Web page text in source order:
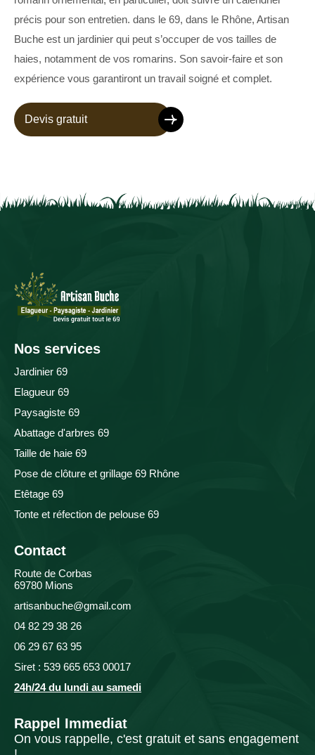
précis pour son entretien. dans le 69, dans le Rhône, Artisan
Buche est un jardinier qui peut s’occuper de vos tailles de
haies, notamment de vos romarins. Son savoir-faire et son
expérience vous garantiront un travail soigné et complet.
Devis gratuit
Nos services
Jardinier 69
Elagueur 69
Paysagiste 69
Abattage d'arbres 69
Taille de haie 69
Pose de clôture et grillage 69 Rhône
Etêtage 69
Tonte et réfection de pelouse 69
Contact
Route de Corbas
69780 Mions
artisanbuche@gmail.com
04 82 29 38 26
06 29 67 63 95
Siret : 539 665 653 00017
24h/24 du lundi au samedi
Rappel Immediat
On vous rappelle, c'est gratuit et sans engagement